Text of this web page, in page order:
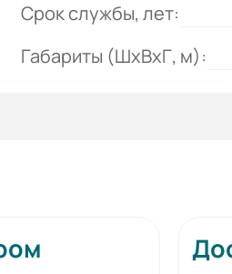
Срок службы, лет:
Габариты (ШхВхГ, м):